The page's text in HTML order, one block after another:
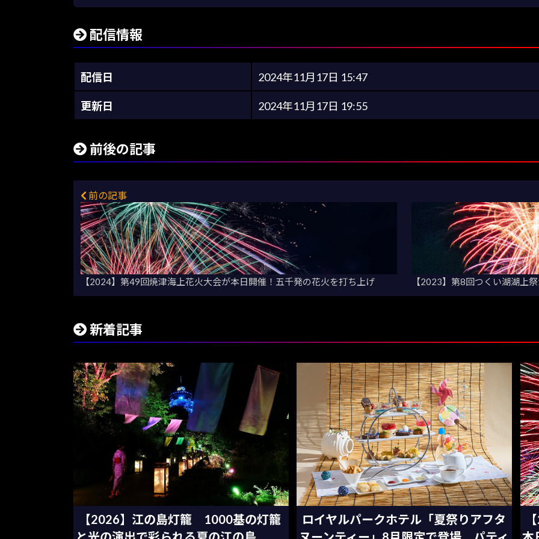
配信情報
配信日 2024年11月17日 15:47
更新日 2024年11月17日 19:55
前後の記事
前の記事
【2024】第49回焼津海上花火大会が本日開催！五千発の花火を打ち上げ 【2023】第8回つくい湖湖上
新着記事
【2026】江の島灯籠 1000基の灯籠
ロイヤルパークホテル「夏祭りアフタ